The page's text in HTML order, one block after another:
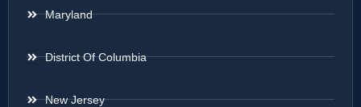
Maryland
District Of Columbia
New Jersey